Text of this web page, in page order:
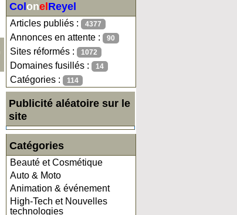
Col onel Reyel
Articles publiés : 4377
Annonces en attente : 90
Sites réformés : 1072
Domaines fusillés : 14
Catégories : 114
Publicité aléatoire sur le
site
Catégories
Beauté et Cosmétique
Auto & Moto
Animation & événement
High-Tech et Nouvelles
technologies